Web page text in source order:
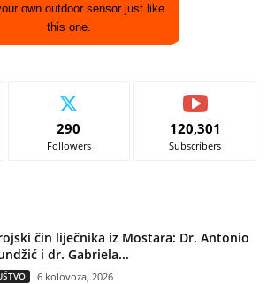
own outdoor sensor just like
this one.
290
Followers
120,301
Subscribers
čin liječnika iz Mostara: Dr. Antonio
i dr. Gabriela...
6 kolovoza, 2026